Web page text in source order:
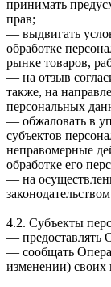
принимать
прав;
— выдвигать
обработке
рынке товаров,
— на отзыв
также, на
персональных
— обжаловать в
субъектов
неправомерные
обработке его
— на
4.2. Субъекты
— предоставлять
— сообщать
изменении) своих